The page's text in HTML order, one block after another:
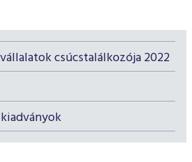
csúcstalálkozója 2022